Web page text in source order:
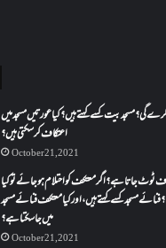
گی؟مسجد بیت کسے کہتے ہیں؟کیا عورتیں مسجد میں
اعتکاف کر سکتی ہیں؟
October 21, 2021
جاتا ہے؟ اگر معتکف کو احتلام ہو جائے تو کیا
مسجد کسے کہتے ہیں ، اور کیا معتکف فنائے مسجد
میں جا سکتا ہے؟
October 21, 2021